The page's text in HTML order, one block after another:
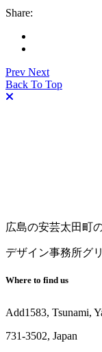
Share:
Prev Next
Back To Top
広島の安芸太田町
デザイン事務所グ
Where to find us
Add1583, Tsunami,
731-3502, Japan